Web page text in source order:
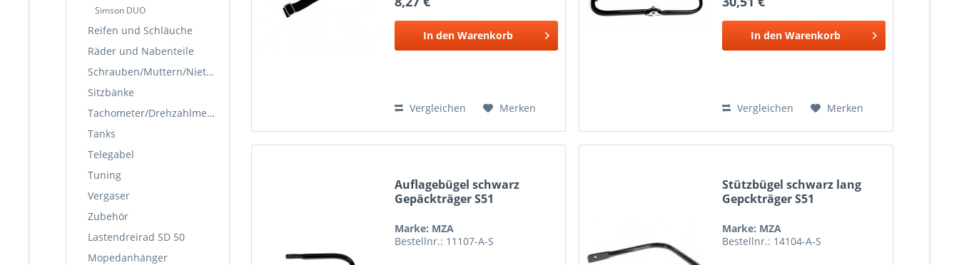
Simson DUO
Reifen und Schläuche
Räder und Nabenteile
Schrauben/Muttern/Nieten
Sitzbänke
Tachometer/Drehzahlmesser
Tanks
Telegabel
Tuning
Vergaser
Zubehör
Lastendreirad SD 50
Mopedanhänger
In den Warenkorb
Vergleichen Merken
In den Warenkorb
Vergleichen Merken
Auflagebügel schwarz
Gepäckträger S51
Marke: MZA
Bestellnr.: 11107-A-S
Stützbügel schwarz lang
Gepckträger S51
Marke: MZA
Bestellnr.: 14104-A-S